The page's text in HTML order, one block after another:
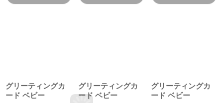
グリーティングカ
ード ベビー
グリーティングカ
ード ベビー
グリーティングカ
ード ベビー